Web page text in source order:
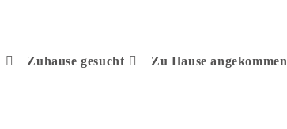
Zuhause gesucht Zu Hause angekommen